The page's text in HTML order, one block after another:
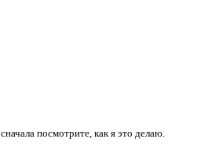
посмотрите, как я это делаю.